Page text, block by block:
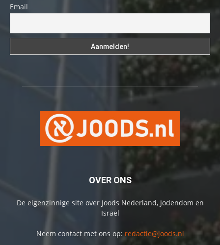
Email
OVER ONS
De eigenzinnige site over Joods Nederland, Jodendom en
Israel
Neem contact met ons op: redactie@joods.nl